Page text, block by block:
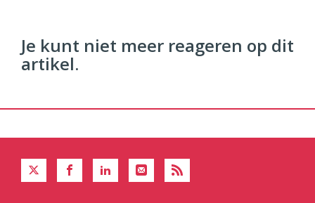
Je kunt niet meer reageren op dit
artikel.